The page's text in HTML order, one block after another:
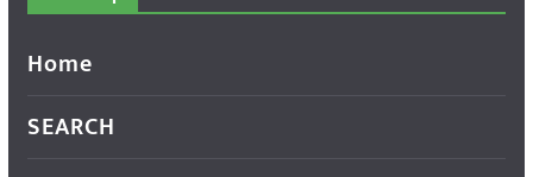
Home
SEARCH